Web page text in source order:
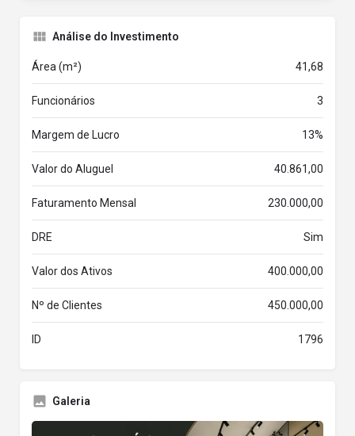
Análise do Investimento
Área (m²) 41,68
Funcionários 3
Margem de Lucro 13%
Valor do Aluguel 40.861,00
Faturamento Mensal 230.000,00
DRE Sim
Valor dos Ativos 400.000,00
Nº de Clientes 450.000,00
ID 1796
Galeria